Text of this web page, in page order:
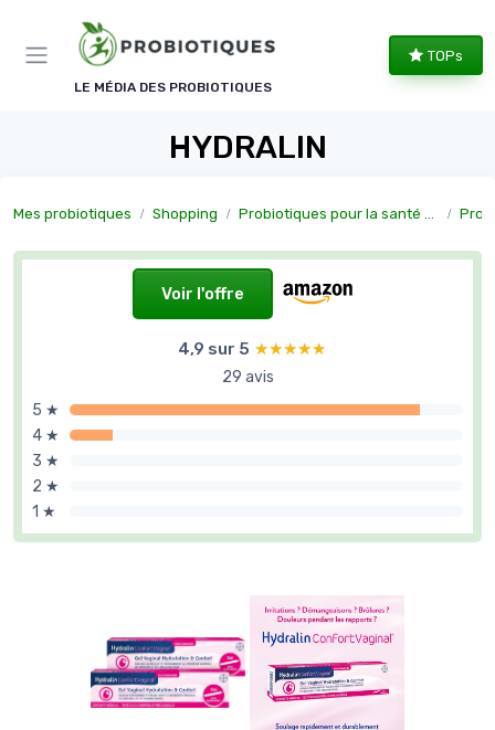
LE MÉDIA DES PROBIOTIQUES
TOPs
HYDRALIN
Mes probiotiques Shopping Probiotiques pour la santé féminine
Voir l'offre
4,9 sur 5 ★★★★★
★★★★★
29 avis
5 ★
4 ★
3 ★
2 ★
1 ★